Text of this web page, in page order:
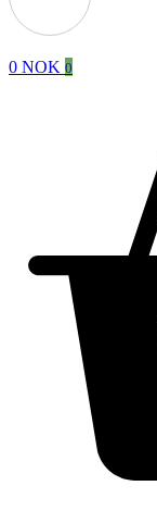
0 NOK 0